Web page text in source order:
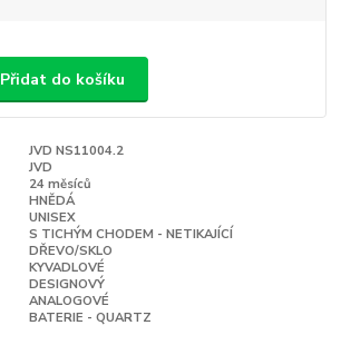
Přidat do košíku
JVD NS11004.2
JVD
24 měsíců
HNĚDÁ
UNISEX
S TICHÝM CHODEM - NETIKAJÍCÍ
DŘEVO/SKLO
KYVADLOVÉ
DESIGNOVÝ
ANALOGOVÉ
BATERIE - QUARTZ